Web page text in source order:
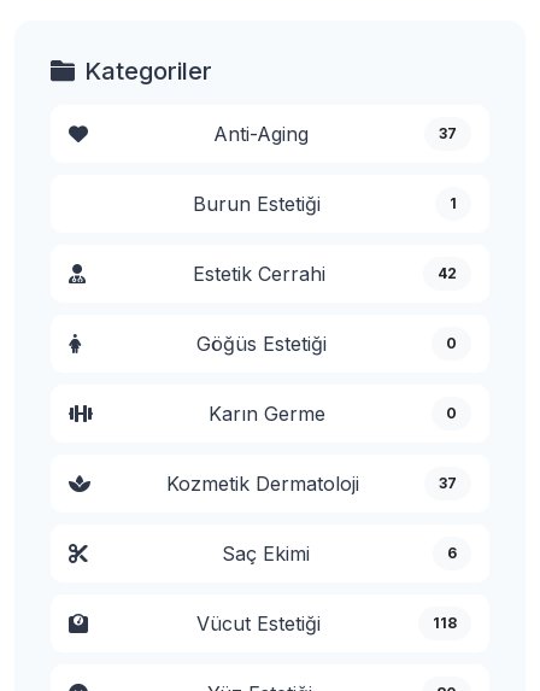
Kategoriler
Anti-Aging 37
Burun Estetiği 1
Estetik Cerrahi 42
Göğüs Estetiği 0
Karın Germe 0
Kozmetik Dermatoloji 37
Saç Ekimi 6
Vücut Estetiği 118